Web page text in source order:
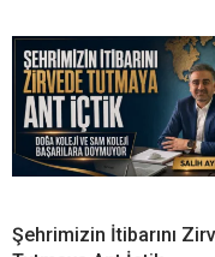
Şehrimizin İtibarını